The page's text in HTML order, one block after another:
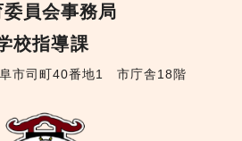
委員会事務局
校指導課
市司町40番地1 市庁舎18階